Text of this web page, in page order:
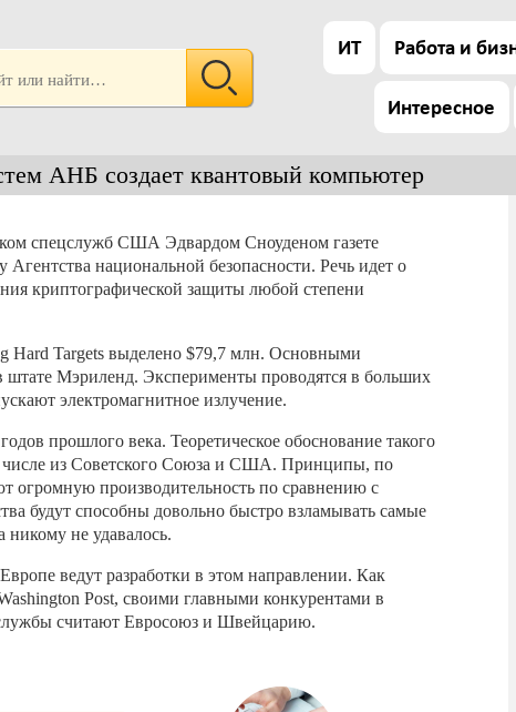
ИТ Работа и
Интересное
АНБ создает квантовый компьютер
спецслужб США Эдвардом Сноуденом газете
национальной безопасности. Речь идет о
криптографической защиты любой степени
Hard Targets выделено $79,7 млн. Основными
Мэриленд. Эксперименты проводятся в больших
электромагнитное излучение.
прошлого века. Теоретическое обоснование такого
числе из Советского Союза и США. Принципы, по
огромную производительность по сравнению с
будут способны довольно быстро взламывать самые
не удавалось.
ведут разработки в этом направлении. Как
Post, своими главными конкурентами в
считают Евросоюз и Швейцарию.